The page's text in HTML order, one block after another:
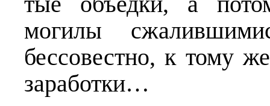
могилы
бессовестно, к тому
заработки…